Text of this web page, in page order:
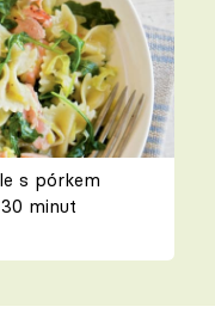
s pórkem
minut